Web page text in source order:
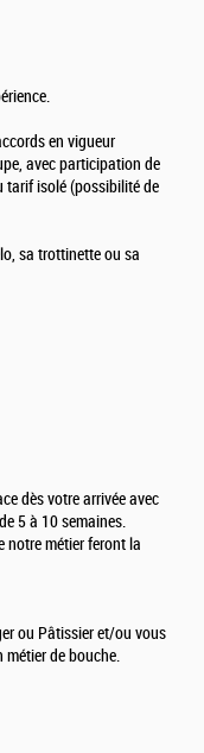
en vigueur
avec participation de
tarif isolé (possibilité de
sa trottinette ou sa
dès votre arrivée avec
5 à 10 semaines.
métier feront la
ou Pâtissier et/ou vous
de bouche.